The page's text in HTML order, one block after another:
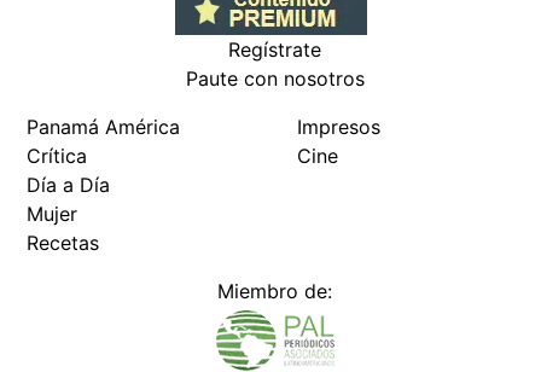
Regístrate
Paute con nosotros
Crítica
Día a Día
Mujer
Recetas
Cine